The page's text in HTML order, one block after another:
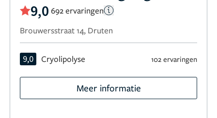
9,0 692 ervaringen
Brouwersstraat 14, Druten
9,0 Cryolipolyse 102 ervaringen
Meer informatie